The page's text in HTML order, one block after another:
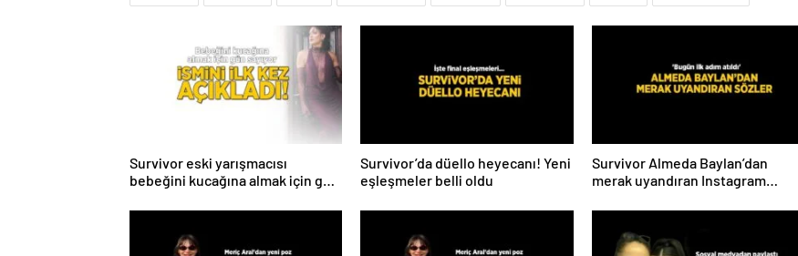
Survivor eski yarışmacısı
bebeğini kucağına almak için gün
Survivor’da düello heyecanı! Yeni
eşleşmeler belli oldu
Survivor Almeda Baylan’dan
merak uyandıran Instagram